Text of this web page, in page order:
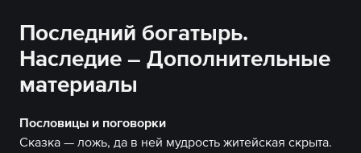
Последний богатырь.
Наследие – Дополнительные
материалы
Пословицы и поговорки
Сказка — ложь, да в ней мудрость житейская скрыта.